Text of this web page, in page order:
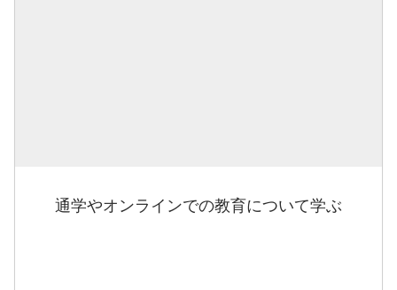
通学やオンラインでの教育について学ぶ